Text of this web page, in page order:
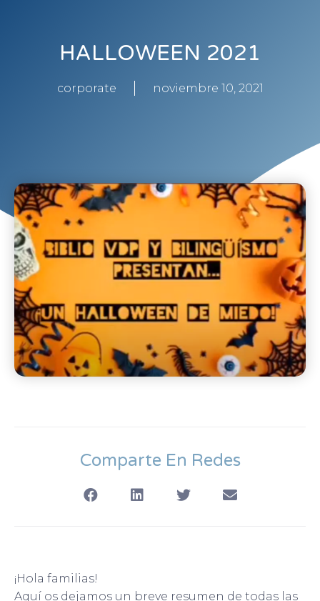
HALLOWEEN 2021
corporate noviembre 10, 2021
Comparte En Redes
¡Hola familias!
Aquí os dejamos un breve resumen de todas las